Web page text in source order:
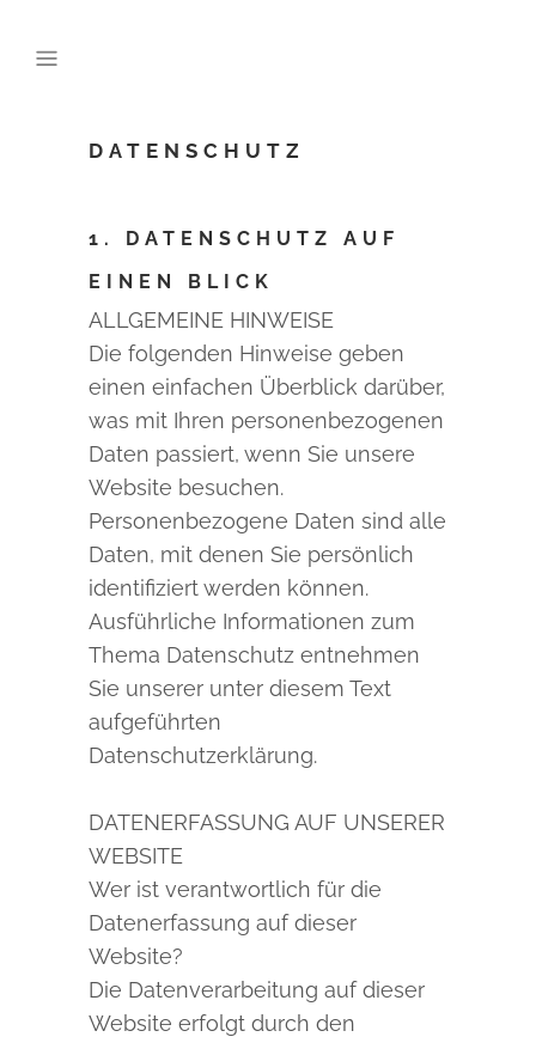
DATENSCHUTZ
1. DATENSCHUTZ AUF
EINEN BLICK
ALLGEMEINE HINWEISE
Die folgenden Hinweise geben
einen einfachen Überblick darüber,
was mit Ihren personenbezogenen
Daten passiert, wenn Sie unsere
Website besuchen.
Personenbezogene Daten sind alle
Daten, mit denen Sie persönlich
identifiziert werden können.
Ausführliche Informationen zum
Thema Datenschutz entnehmen
Sie unserer unter diesem Text
aufgeführten
Datenschutzerklärung.
DATENERFASSUNG AUF UNSERER
WEBSITE
Wer ist verantwortlich für die
Datenerfassung auf dieser
Website?
Die Datenverarbeitung auf dieser
Website erfolgt durch den